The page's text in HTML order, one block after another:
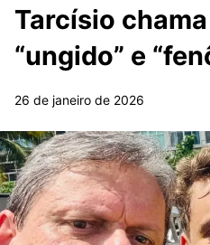
Tarcísio
“ungido” e
26 de janeiro de 2026